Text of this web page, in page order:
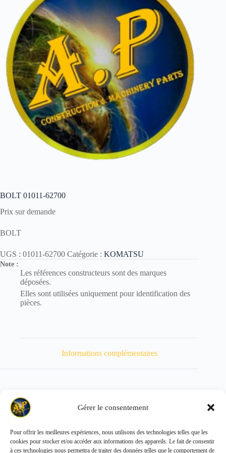
Gérer le consentement
Pour offrir les meilleures expériences, nous utilisons des technologies telles que les
cookies pour stocker et/ou accéder aux informations des appareils. Le fait de consentir
à ces technologies nous permettra de traiter des données telles que le comportement de
BOLT 01011-62700
Prix sur demande
BOLT
UGS : 01011-62700 Catégorie : KOMATSU
Note :
Les références constructeurs sont des marques
déposées.
Elles sont utilisées uniquement pour identification des
pièces.
Informations complémentaires
Poids 595 kg
Copyright © 2026 - ALL PARTS FRANCE SAS